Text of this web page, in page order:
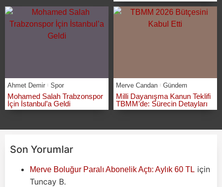
Ahmet Demir Spor
Mohamed Salah Trabzonspor
İçin İstanbul’a Geldi
Merve Candan Gündem
Milli Dayanışma Kanun Teklifi
TBMM’de: Sürecin Detayları
Son Yorumlar
Merve Boluğur Paralı Abonelik Açtı: Aylık 60 TL için
Tuncay B.